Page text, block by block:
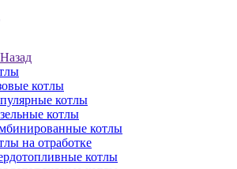
Назад
котлы
котлы
котлы
котлы
на отработке
котлы